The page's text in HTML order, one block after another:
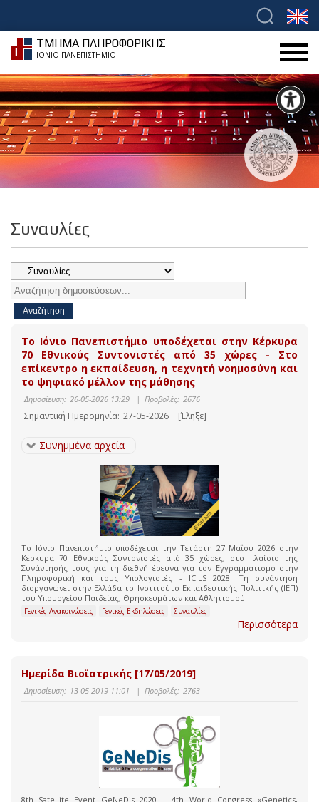
ΤΜΗΜΑ ΠΛΗΡΟΦΟΡΙΚΗΣ
ΙΟΝΙΟ ΠΑΝΕΠΙΣΤΗΜΙΟ
Συναυλίες
Το Ιόνιο Πανεπιστήμιο υποδέχεται στην Κέρκυρα
70 Εθνικούς Συντονιστές από 35 χώρες - Στο
επίκεντρο η εκπαίδευση, η τεχνητή νοημοσύνη και
το ψηφιακό μέλλον της μάθησης
Δημοσίευση: 26-05-2026 13:29 | Προβολές: 2676
Σημαντική Ημερομηνία: 27-05-2026 [Έληξε]
Συνημμένα αρχεία
Το Ιόνιο Πανεπιστήμιο υποδέχεται την Τετάρτη 27 Μαΐου 2026 στην
Κέρκυρα 70 Εθνικούς Συντονιστές από 35 χώρες, στο πλαίσιο της
Συνάντησής τους για τη διεθνή έρευνα για τον Εγγραμματισμό στην
Πληροφορική και τους Υπολογιστές - ICILS 2028. Τη συνάντηση
διοργανώνει στην Ελλάδα το Ινστιτούτο Εκπαιδευτικής Πολιτικής (ΙΕΠ)
του Υπουργείου Παιδείας, Θρησκευμάτων και Αθλητισμού.
Γενικές Ανακοινώσεις Γενικές Εκδηλώσεις Συναυλίες
Περισσότερα
Ημερίδα Βιοϊατρικής [17/05/2019]
Δημοσίευση: 13-05-2019 11:01 | Προβολές: 2763
8th Satellite Event GeNeDis 2020 | 4th World Congress «Genetics,